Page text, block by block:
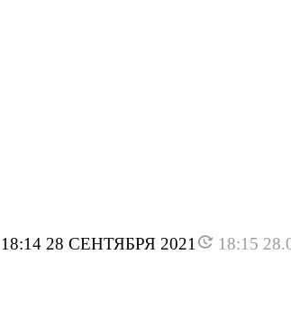
18:14 28 СЕНТЯБРЯ 2021 18:15